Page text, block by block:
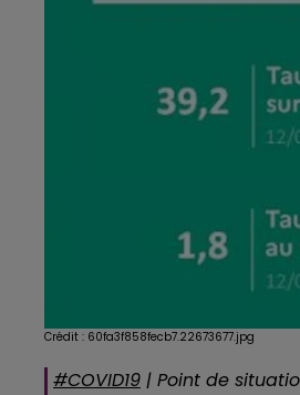
Crédit : 60fa3f858fecb7.22673677.jpg
#COVID19 | Point de